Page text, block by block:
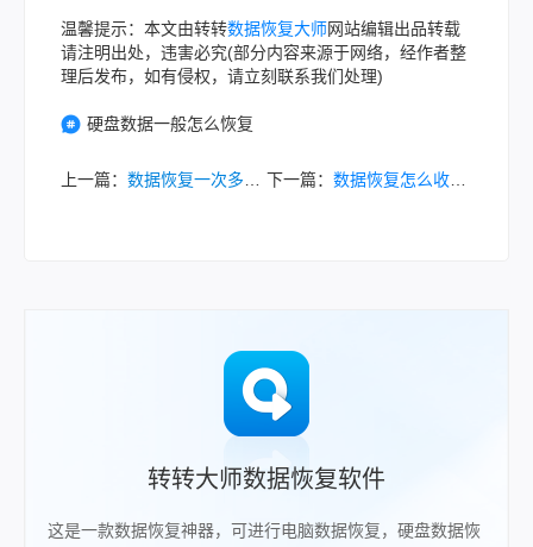
温馨提示：本文由转转数据恢复大师网站编辑出品转载
请注明出处，违害必究(部分内容来源于网络，经作者整
理后发布，如有侵权，请立刻联系我们处理)
硬盘数据一般怎么恢复
上一篇： 数据恢复一次多少钱？2025年最新价格指南与省钱技巧！ 下一篇： 数据恢复怎么收费的？一文读懂2025年最新收费标准！
转转大师数据恢复软件
这是一款数据恢复神器，可进行电脑数据恢复，硬盘数据恢